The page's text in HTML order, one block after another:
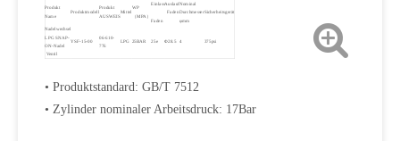
Produkt
Name
Produktmodell
Produkt
AUSWEIS
Mittel
WP
（MPA）
Einlass
Faden
Auslauf
Faden
Nominal
Durchmesser
φmm
Sicherheitsgerät
Nadelwechsel
LPG SNAP-
ON-Nadel
Ventil
YSF-15-00
06-610-
776
LPG 25BAR 25e Φ28.5 4 375psi
• Produktstandard: GB/T 7512
• Zylinder nominaler Arbeitsdruck: 17Bar